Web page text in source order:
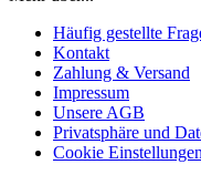
Häufig gestellte
Kontakt
Zahlung & Versand
Impressum
Unsere AGB
Privatsphäre und
Cookie Einstellungen